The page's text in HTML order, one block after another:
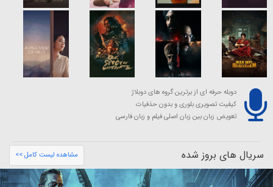
دوبله حرفه ای از برترین گروه های دوبلاژ
کیفیت تصویری بلوری و بدون حذفیات
تعویض زبان بین زبان اصلی فیلم و زبان فارسی
سریال های بروز شده مشاهده لیست کامل >>